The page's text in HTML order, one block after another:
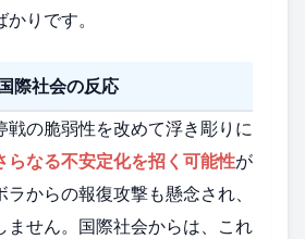
りです。
際社会の反応
戦の脆弱性を改めて浮き彫りに
らなる不安定化を招く可能性が
からの報復攻撃も懸念され、
ません。国際社会からは、これ